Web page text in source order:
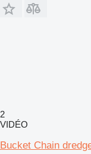
2
VIDÉO
Bucket Chain